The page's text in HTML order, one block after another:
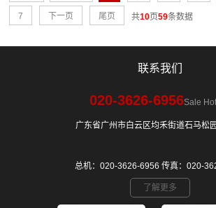
7 下一页 尾页 共10页59条数据
联系我们
020-3626-6956Sale
广东省广州市白云区均禾街道石马松
总机：020-3626-6956 传真：020-
了解更多